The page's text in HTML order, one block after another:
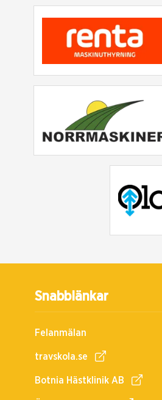
Snabblänkar
Felanmälan
travskola.se
Botnia Hästklinik AB